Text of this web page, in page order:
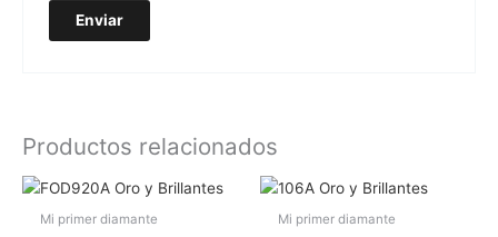
Productos relacionados
Mi primer diamante Mi primer diamante